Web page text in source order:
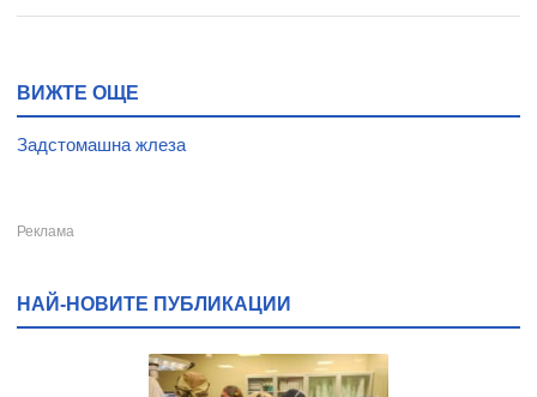
ВИЖТЕ ОЩЕ
Задстомашна жлеза
НАЙ-НОВИТЕ ПУБЛИКАЦИИ